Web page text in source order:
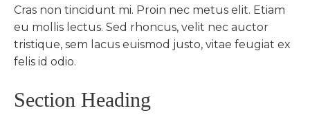
Cras non tincidunt mi. Proin nec metus elit. Etiam
eu mollis lectus. Sed rhoncus, velit nec auctor
tristique, sem lacus euismod justo, vitae feugiat ex
felis id odio.
Section Heading